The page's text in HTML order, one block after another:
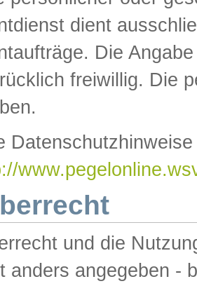
dient
Die
freiwillig. Die
und die
anders angegeben -